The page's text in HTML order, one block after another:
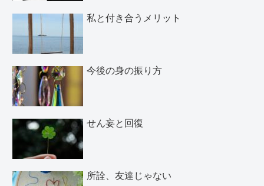
私と付き合うメリット
今後の身の振り方
せん妄と回復
所詮、友達じゃない